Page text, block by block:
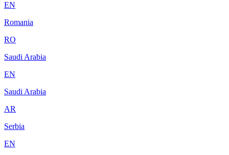
EN
Romania
RO
Saudi Arabia
EN
Saudi Arabia
AR
Serbia
EN